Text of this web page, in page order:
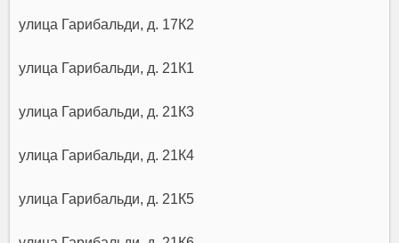
улица Гарибальди, д. 17К2
улица Гарибальди, д. 21К1
улица Гарибальди, д. 21К3
улица Гарибальди, д. 21К4
улица Гарибальди, д. 21К5